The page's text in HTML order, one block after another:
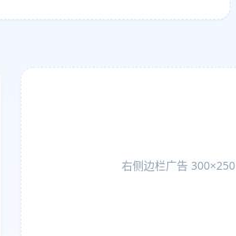
右侧边栏广告 300×250